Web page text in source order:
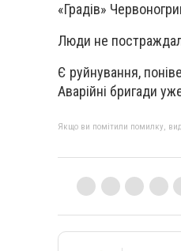
«Градів»
Люди не
Є руйнування,
Аварійні бригади
Якщо ви помітили помилку,